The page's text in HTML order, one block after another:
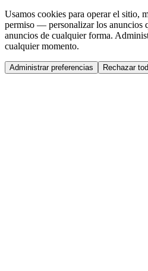
Usamos cookies para operar el sitio,
permiso — personalizar los anuncios
anuncios de cualquier forma.
cualquier momento.
Administrar preferencias Rechazar